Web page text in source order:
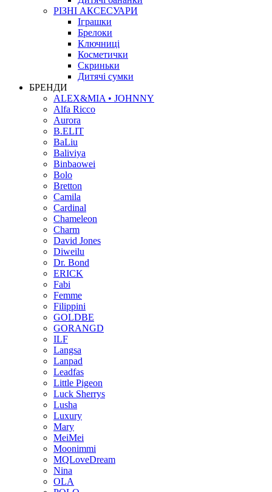
РІЗНІ АКСЕСУАРИ
Іграшки
Брелоки
Ключниці
Косметички
Скриньки
Дитячі сумки
БРЕНДИ
ALEX&MIA • JOHNNY
Alfa Ricco
Aurora
B.ELIT
BaLiu
Baliviya
Binbaowei
Bolo
Bretton
Camila
Cardinal
Chameleon
Charm
David Jones
Diweilu
Dr. Bond
ERICK
Fabi
Femme
Filippini
GOLDBE
GORANGD
ILF
Langsa
Lanpad
Leadfas
Little Pigeon
Luck Sherrys
Lusha
Luxury
Mary
MeiMei
Moonimmi
MQLoveDream
Nina
OLA